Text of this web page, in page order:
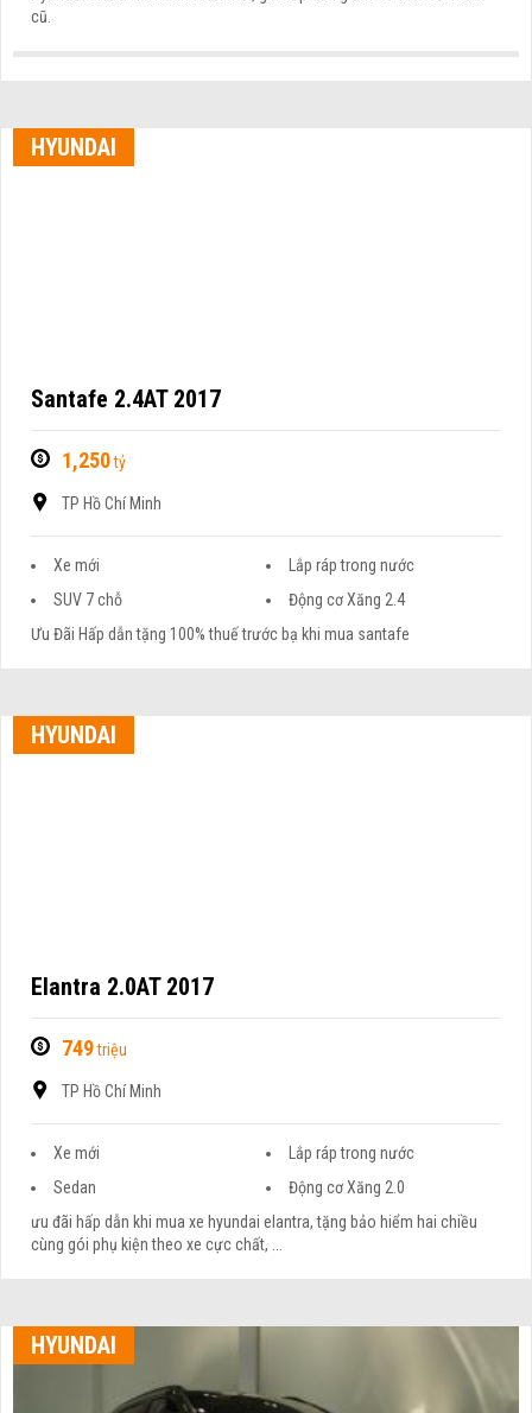
cũ.
HYUNDAI
Santafe 2.4AT 2017
1,250tỷ
TP Hồ Chí Minh
Xe mới
Lắp ráp trong nước
SUV 7 chỗ
Động cơ Xăng 2.4
Ưu Đãi Hấp dẫn tặng 100% thuế trước bạ khi mua santafe
HYUNDAI
Elantra 2.0AT 2017
749triệu
TP Hồ Chí Minh
Xe mới
Lắp ráp trong nước
Sedan
Động cơ Xăng 2.0
ưu đãi hấp dẫn khi mua xe hyundai elantra, tặng bảo hiểm hai chiều
cùng gói phụ kiện theo xe cực chất, ...
HYUNDAI